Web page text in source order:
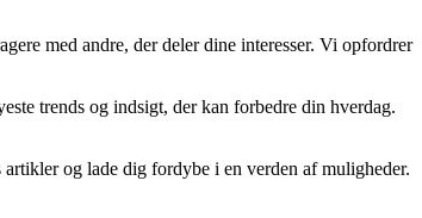
med andre, der deler dine interesser. Vi opfordrer
trends og indsigt, der kan forbedre din hverdag.
og lade dig fordybe i en verden af muligheder.